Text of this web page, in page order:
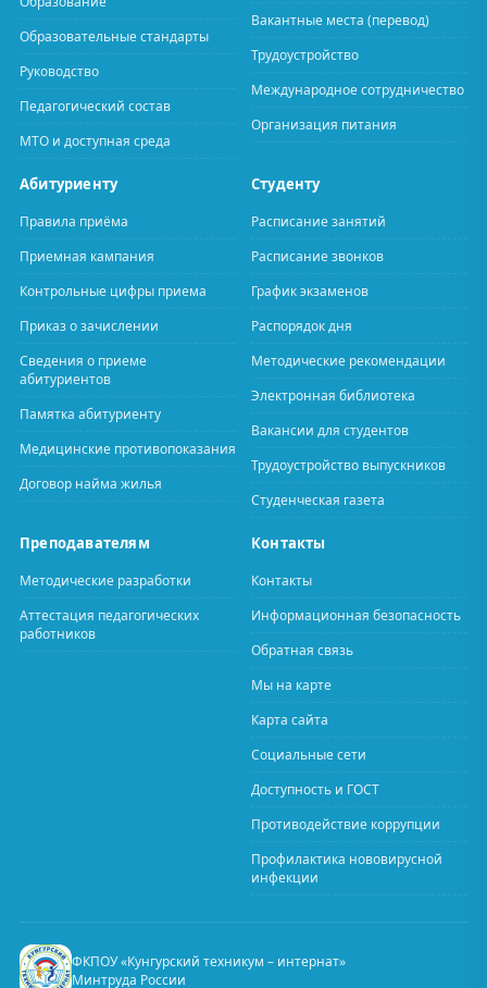
Образовательные стандарты
Руководство
Педагогический состав
МТО и доступная среда
Вакантные места (перевод)
Трудоустройство
Международное сотрудничество
Организация питания
Абитуриенту
Правила приёма
Приемная кампания
Контрольные цифры приема
Приказ о зачислении
Сведения о приеме
абитуриентов
Памятка абитуриенту
Медицинские противопоказания
Договор найма жилья
Студенту
Расписание занятий
Расписание звонков
График экзаменов
Распорядок дня
Методические рекомендации
Электронная библиотека
Вакансии для студентов
Трудоустройство выпускников
Студенческая газета
Преподавателям
Методические разработки
Аттестация педагогических
работников
Контакты
Контакты
Информационная безопасность
Обратная связь
Мы на карте
Карта сайта
Социальные сети
Доступность и ГОСТ
Противодействие коррупции
Профилактика нововирусной
инфекции
ФКПОУ «Кунгурский техникум – интернат»
Минтруда России